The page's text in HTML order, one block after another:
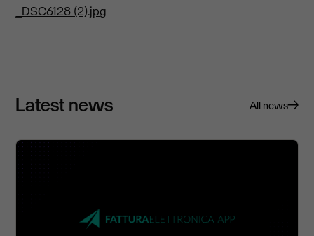
_DSC6128 (2).jpg
Latest news All news